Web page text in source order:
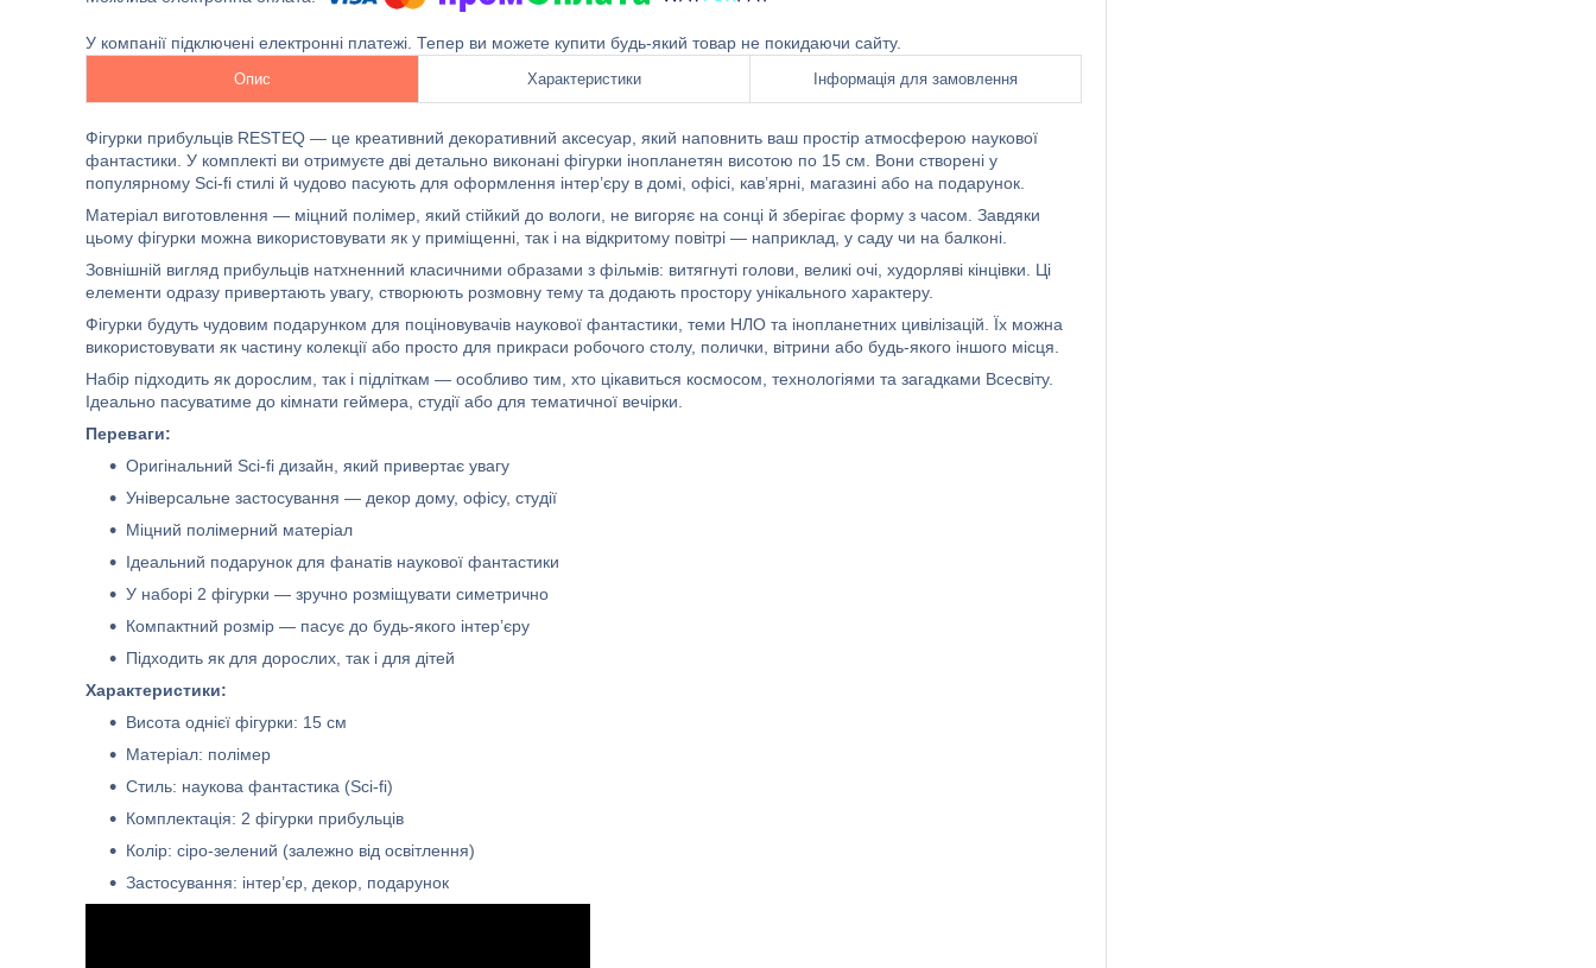
У компанії підключені електронні платежі. Тепер ви можете купити будь-який товар не покидаючи сайту.
Опис Характеристики Інформація для замовлення
Фігурки прибульців RESTEQ — це креативний декоративний аксесуар, який наповнить ваш простір атмосферою наукової
фантастики. У комплекті ви отримуєте дві детально виконані фігурки інопланетян висотою по 15 см. Вони створені у
популярному Sci-fi стилі й чудово пасують для оформлення інтер’єру в домі, офісі, кав’ярні, магазині або на подарунок.
Матеріал виготовлення — міцний полімер, який стійкий до вологи, не вигоряє на сонці й зберігає форму з часом. Завдяки
цьому фігурки можна використовувати як у приміщенні, так і на відкритому повітрі — наприклад, у саду чи на балконі.
Зовнішній вигляд прибульців натхненний класичними образами з фільмів: витягнуті голови, великі очі, худорляві кінцівки. Ці
елементи одразу привертають увагу, створюють розмовну тему та додають простору унікального характеру.
Фігурки будуть чудовим подарунком для поціновувачів наукової фантастики, теми НЛО та інопланетних цивілізацій. Їх можна
використовувати як частину колекції або просто для прикраси робочого столу, полички, вітрини або будь-якого іншого місця.
Набір підходить як дорослим, так і підліткам — особливо тим, хто цікавиться космосом, технологіями та загадками Всесвіту.
Ідеально пасуватиме до кімнати геймера, студії або для тематичної вечірки.
Переваги:
Оригінальний Sci-fi дизайн, який привертає увагу
Універсальне застосування — декор дому, офісу, студії
Міцний полімерний матеріал
Ідеальний подарунок для фанатів наукової фантастики
У наборі 2 фігурки — зручно розміщувати симетрично
Компактний розмір — пасує до будь-якого інтер’єру
Підходить як для дорослих, так і для дітей
Характеристики:
Висота однієї фігурки: 15 см
Матеріал: полімер
Стиль: наукова фантастика (Sci-fi)
Комплектація: 2 фігурки прибульців
Колір: сіро-зелений (залежно від освітлення)
Застосування: інтер’єр, декор, подарунок